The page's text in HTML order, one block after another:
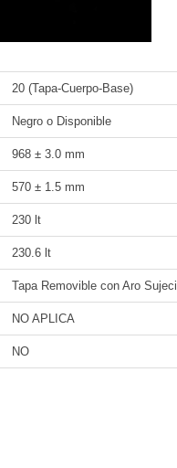
20 (Tapa-Cuerpo-Base)
Negro o Disponible
968 ± 3.0 mm
570 ± 1.5 mm
230 lt
230.6 lt
Tapa Removible con Aro
NO APLICA
NO